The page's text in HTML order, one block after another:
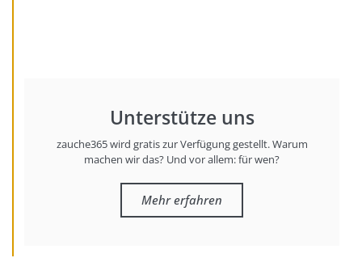
Unterstütze uns
zauche365 wird gratis zur Verfügung gestellt. Warum
machen wir das? Und vor allem: für wen?
Mehr erfahren